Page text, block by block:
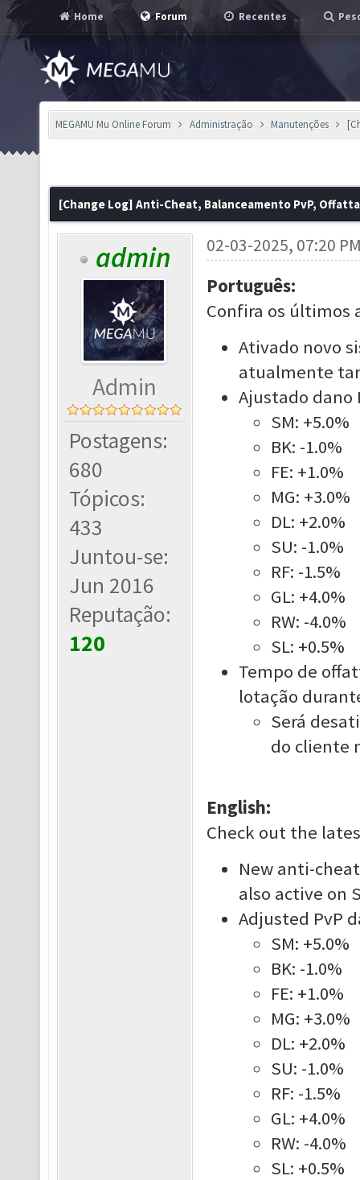
Home Forum Recentes
MEGAMU Mu Online Forum Administração Manutenções
[Change Log] Anti-Cheat, Balanceamento PvP,
admin
Admin
Postagens:
680
Tópicos:
433
Juntou-se:
Jun 2016
Reputação:
120
02-03-2025, 07:20
Português:
Confira os últimos
Ativado novo
atualmente ta
Ajustado dano
SM: +5.0%
BK: -1.0%
FE: +1.0%
MG: +3.0%
DL: +2.0%
SU: -1.0%
RF: -1.5%
GL: +4.0%
RW: -4.0%
SL: +0.5%
Tempo de
lotação
Será
do cliente
English:
Check out the
New anti-cheat
also active on
Adjusted PvP
SM: +5.0%
BK: -1.0%
FE: +1.0%
MG: +3.0%
DL: +2.0%
SU: -1.0%
RF: -1.5%
GL: +4.0%
RW: -4.0%
SL: +0.5%